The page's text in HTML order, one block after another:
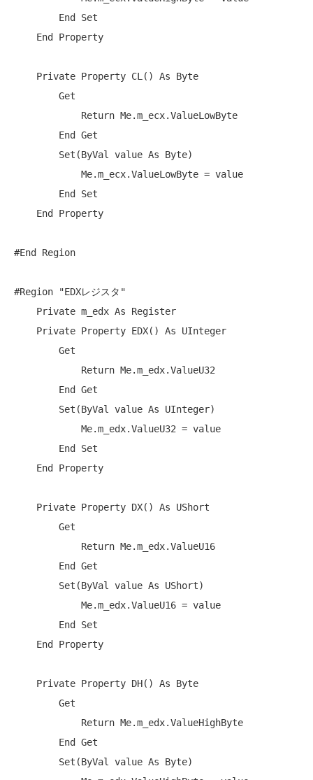
End
Set
End
Property
Private Property CL() As
Byte
Get
Return Me.m_ecx.ValueLowByte
End
Get
Set (ByVal value As Byte)
Me.m_ecx.ValueLowByte = value
End
Set
End
Property
#End Region
#Region
"EDXレジスタ"
Private m_edx As Register
Private Property EDX() As UInteger
Get
Return Me.m_edx.ValueU32
End
Get
Set (ByVal value As UInteger)
Me.m_edx.ValueU32 = value
End
Set
End
Property
Private Property DX() As UShort
Get
Return Me.m_edx.ValueU16
End
Get
Set (ByVal value As UShort)
Me.m_edx.ValueU16 = value
End
Set
End
Property
Private Property DH() As
Byte
Get
Return Me.m_edx.ValueHighByte
End
Get
Set (ByVal value As Byte)